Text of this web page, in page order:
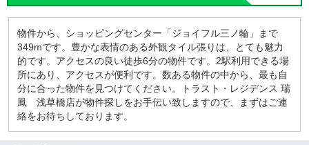
物件から、ショッピングセンター「ジョイフル三ノ輪」まで
349mです。豊かな表情のある外観タイル張りは、とても魅力
的です。アクセスの良い徒歩6分の物件です。2駅利用できる場
所にあり、アクセスが便利です。数ある物件の中から、最も自
分に合った物件を見つけてください。トラスト・レジデンス 瑞
鳳 浅草橋店が物件探しをお手伝い致しますので、まずはご連
絡をお待ちしております。